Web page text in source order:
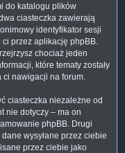
do katalogu plików
ciasteczka zawierają
identyfikator sesji
ci przez aplikację phpBB.
chociaż jeden
które tematy zostały
ci nawigacji na forum.
ciasteczka niezależne od
nie dotyczy – ma on
phpBB. Drugi
wysyłane przez ciebie
przez ciebie jako